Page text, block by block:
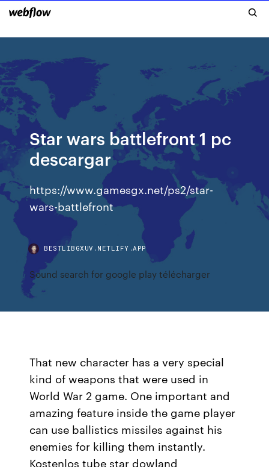
Star wars battlefront 1 pc
descargar
https://www.gamesgx.net/ps2/star-
wars-battlefront
BESTLIBGXUV.NETLIFY.APP
Sound search for google play télécharger
That new character has a very special
kind of weapons that were used in
World War 2 game. One important and
amazing feature inside the game player
can use ballistics missiles against his
enemies for killing them instantly.
Kostenlos tube star dowland